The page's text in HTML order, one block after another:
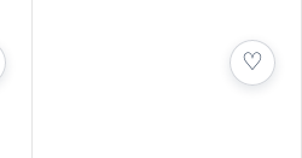
nejtenčí lícní stranu ze všech...
♡